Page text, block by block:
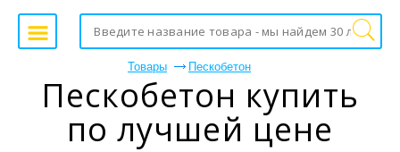
Товары Пескобетон
Пескобетон купить
по лучшей цене